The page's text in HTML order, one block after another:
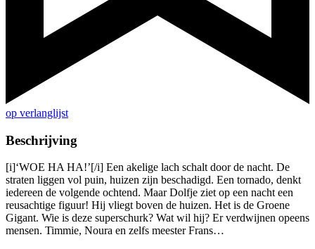
op verlanglijst
Beschrijving
[i]‘WOE HA HA!’[/i] Een akelige lach schalt door de nacht. De
straten liggen vol puin, huizen zijn beschadigd. Een tornado, denkt
iedereen de volgende ochtend. Maar Dolfje ziet op een nacht een
reusachtige figuur! Hij vliegt boven de huizen. Het is de Groene
Gigant. Wie is deze superschurk? Wat wil hij? Er verdwijnen opeens
mensen. Timmie, Noura en zelfs meester Frans…